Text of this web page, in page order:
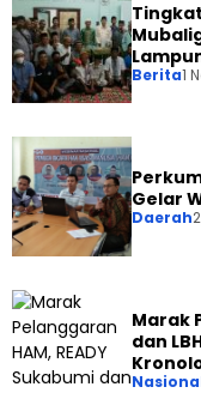
Berita1
Gelar
Daerah
Marak
dan